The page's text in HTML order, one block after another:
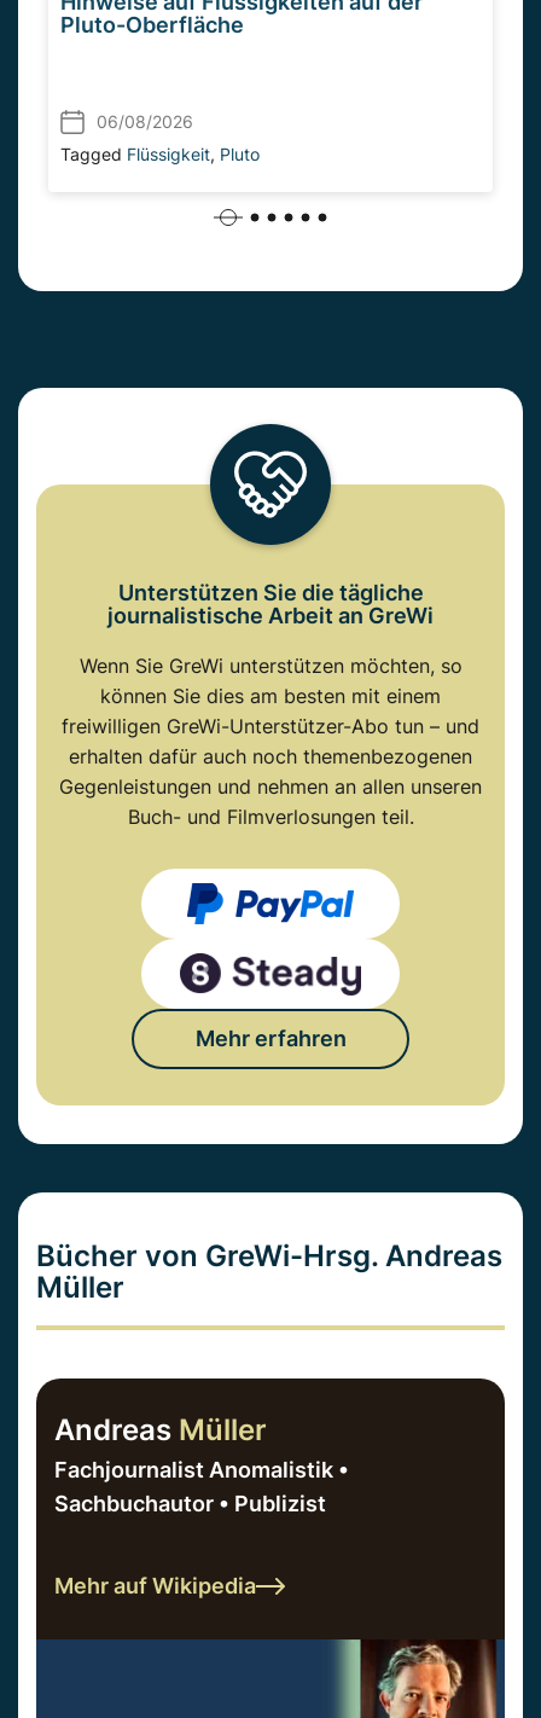
Pluto-Oberfläche
06/08/2026
Tagged Flüssigkeit, Pluto
Unterstützen Sie die tägliche
journalistische Arbeit an GreWi
Wenn Sie GreWi unterstützen möchten, so
können Sie dies am besten mit einem
freiwilligen GreWi-Unterstützer-Abo tun – und
erhalten dafür auch noch themenbezogenen
Gegenleistungen und nehmen an allen unseren
Buch- und Filmverlosungen teil.
Mehr erfahren
Bücher von GreWi-Hrsg. Andreas
Müller
Andreas Müller
Fachjournalist Anomalistik •
Sachbuchautor • Publizist
Mehr auf Wikipedia